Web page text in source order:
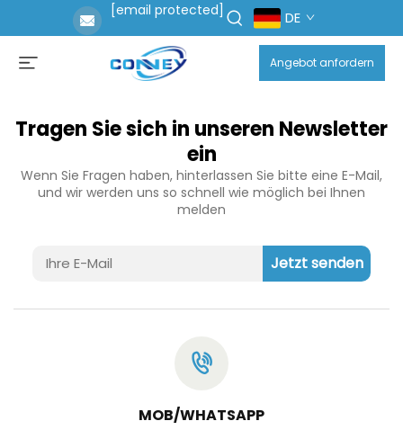
[email protected] DE
Angebot anfordern
Tragen Sie sich in unseren Newsletter
ein
Wenn Sie Fragen haben, hinterlassen Sie bitte eine E-Mail,
und wir werden uns so schnell wie möglich bei Ihnen
melden
Jetzt senden
MOB/WHATSAPP